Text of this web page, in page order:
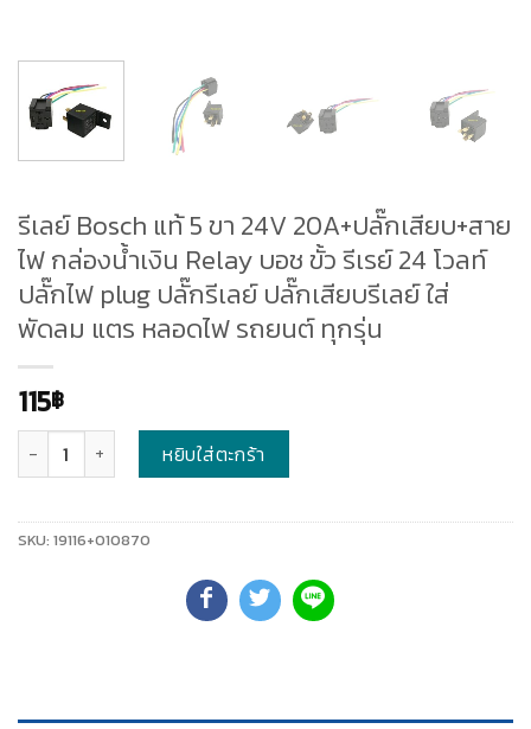
รีเลย์ Bosch แท้ 5 ขา 24V 20A+ปลั๊กเสียบ+สาย
ไฟ กล่องน้ำเงิน Relay บอช ขั้ว รีเรย์ 24 โวลท์
ปลั๊กไฟ plug ปลั๊กรีเลย์ ปลั๊กเสียบรีเลย์ ใส่
พัดลม แตร หลอดไฟ รถยนต์ ทุกรุ่น
115฿
หยิบใส่ตะกร้า
SKU: 19116+010870